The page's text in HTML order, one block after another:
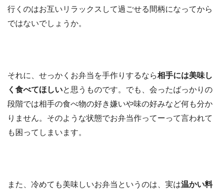
行くのはお互いリラックスして過ごせる間柄になってから
ではないでしょうか。
それに、せっかくお弁当を手作りするなら相手には美味し
く食べてほしいと思うものです。でも、会ったばっかりの
段階では相手の食べ物の好き嫌いや味の好みなど何も分か
りません。そのような状態でお弁当作ってーって言われて
も困ってしまいます。
また、冷めても美味しいお弁当というのは、実は温かい料